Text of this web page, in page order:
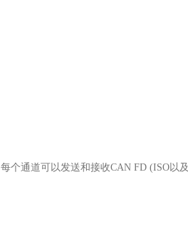
每个通道可以发送和接收CAN FD (ISO以